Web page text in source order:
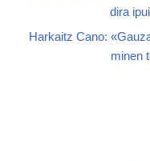
dira
Harkaitz Cano:
minen